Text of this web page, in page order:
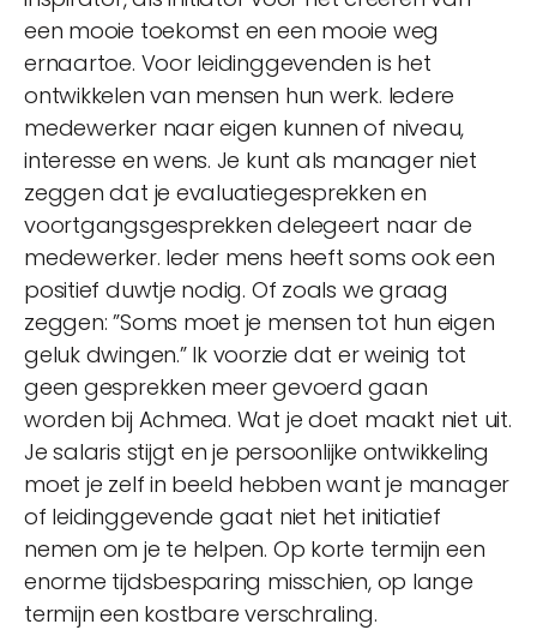
een mooie toekomst en een mooie weg
ernaartoe. Voor leidinggevenden is het
ontwikkelen van mensen hun werk. Iedere
medewerker naar eigen kunnen of niveau,
interesse en wens. Je kunt als manager niet
zeggen dat je evaluatiegesprekken en
voortgangsgesprekken delegeert naar de
medewerker. Ieder mens heeft soms ook een
positief duwtje nodig. Of zoals we graag
zeggen: ”Soms moet je mensen tot hun eigen
geluk dwingen.” Ik voorzie dat er weinig tot
geen gesprekken meer gevoerd gaan
worden bij Achmea. Wat je doet maakt niet uit.
Je salaris stijgt en je persoonlijke ontwikkeling
moet je zelf in beeld hebben want je manager
of leidinggevende gaat niet het initiatief
nemen om je te helpen. Op korte termijn een
enorme tijdsbesparing misschien, op lange
termijn een kostbare verschraling.